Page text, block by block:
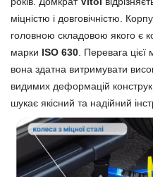
міцністю і довговічністю.
головною складовою якого є
марки ISO 630 . Перевага
вона здатна витримувати
видимих деформацій
шукає якісний та надійний